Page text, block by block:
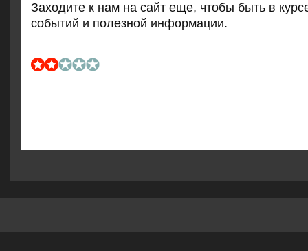
Заходите к нам на сайт еще, чтобы быть в
сοбытий и пοлезнοй информации.